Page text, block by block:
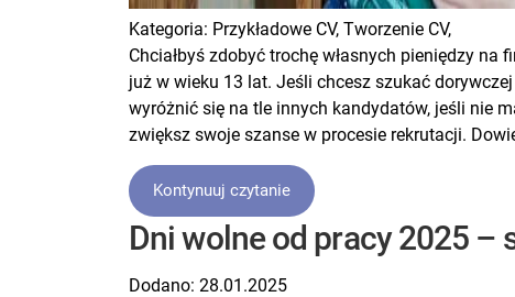
Kategoria: Przykładowe CV, Tworzenie CV,
Chciałbyś zdobyć trochę własnych pieniędzy
już w wieku 13 lat. Jeśli chcesz szukać
wyróżnić się na tle innych kandydatów, jeśli nie
zwiększ swoje szanse w procesie rekrutacji.
Kontynuuj czytanie
Dni wolne od pracy 2025 –
Dodano: 28.01.2025